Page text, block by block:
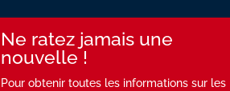
Ne ratez jamais une
nouvelle !
Pour obtenir toutes les informations sur les